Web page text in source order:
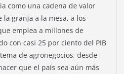
como una cadena de valor
granja a la mesa, a los
emplea a millones de
con casi 25 por ciento del PIB
de agronegocios, desde
que el país sea aún más